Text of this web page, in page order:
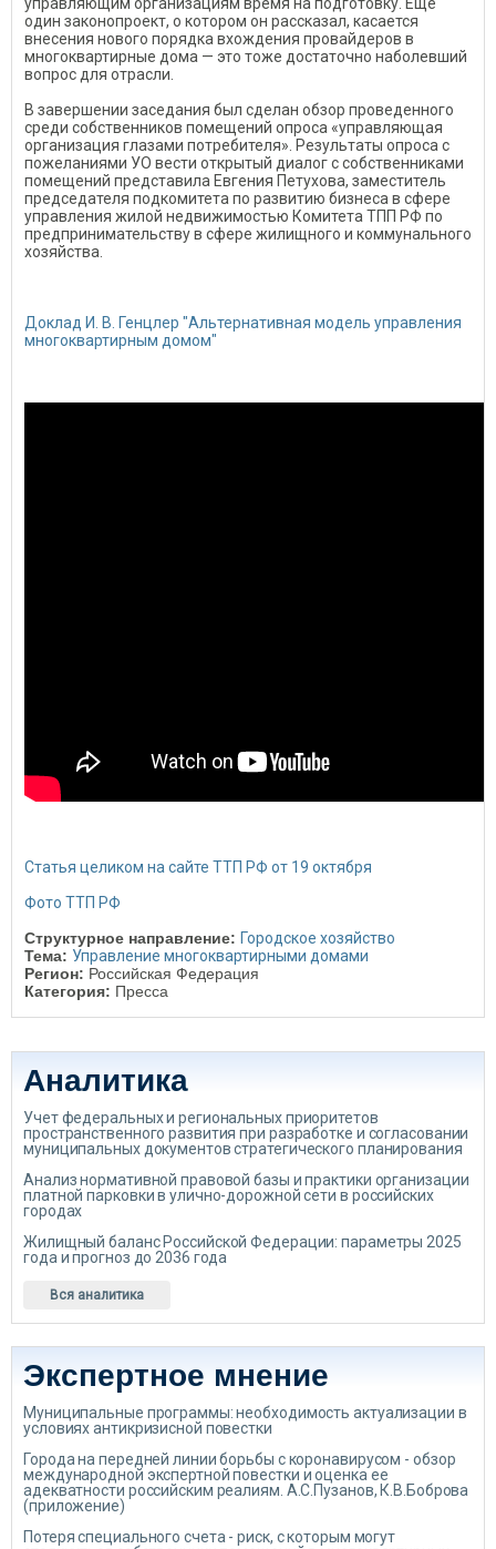
один законопроект, о котором он рассказал, касается
внесения нового порядка вхождения провайдеров в
многоквартирные дома — это тоже достаточно наболевший
вопрос для отрасли.
В завершении заседания был сделан обзор проведенного
среди собственников помещений опроса «управляющая
организация глазами потребителя». Результаты опроса с
пожеланиями УО вести открытый диалог с собственниками
помещений представила Евгения Петухова, заместитель
председателя подкомитета по развитию бизнеса в сфере
управления жилой недвижимостью Комитета ТПП РФ по
предпринимательству в сфере жилищного и коммунального
хозяйства.
Доклад И. В. Генцлер "Альтернативная модель управления
многоквартирным домом"
Статья целиком на сайте ТТП РФ от 19 октября
Фото ТТП РФ
Структурное направление: Городское хозяйство
Тема: Управление многоквартирными домами
Регион: Российская Федерация
Категория: Пресса
Аналитика
Учет федеральных и региональных приоритетов
пространственного развития при разработке и согласовании
муниципальных документов стратегического планирования
Анализ нормативной правовой базы и практики организации
платной парковки в улично-дорожной сети в российских
городах
Жилищный баланс Российской Федерации: параметры 2025
года и прогноз до 2036 года
Вся аналитика
Экспертное мнение
Муниципальные программы: необходимость актуализации в
условиях антикризисной повестки
Города на передней линии борьбы с коронавирусом - обзор
международной экспертной повестки и оценка ее
адекватности российским реалиям. А.С.Пузанов, К.В.Боброва
(приложение)
Потеря специального счета - риск, с которым могут